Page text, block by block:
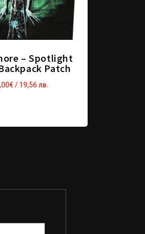
– Spotlight
Patch
€/ 19,56 лв.